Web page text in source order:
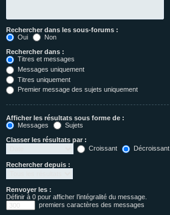
Rechercher dans les sous-forums :
Oui
Non
Rechercher dans :
Titres et messages
Messages uniquement
Titres uniquement
Premier message des sujets uniquement
Afficher les résultats sous forme de :
Messages
Sujets
Classer les résultats par :
Croissant
Décroissant
Rechercher depuis :
Renvoyer les :
Définir à 0 pour afficher l’intégralité du message.
premiers caractères des messages